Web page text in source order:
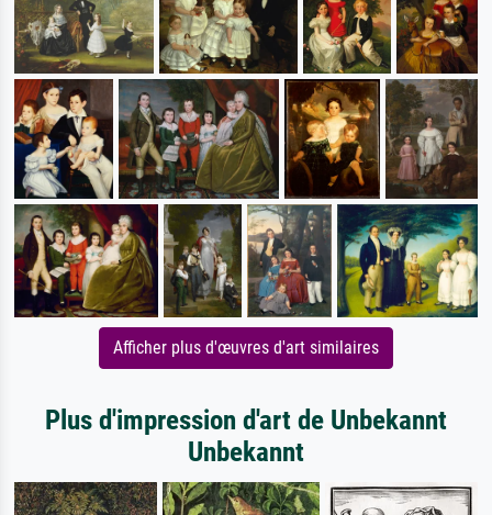
Afficher plus d'œuvres d'art similaires
Plus d'impression d'art de Unbekannt
Unbekannt